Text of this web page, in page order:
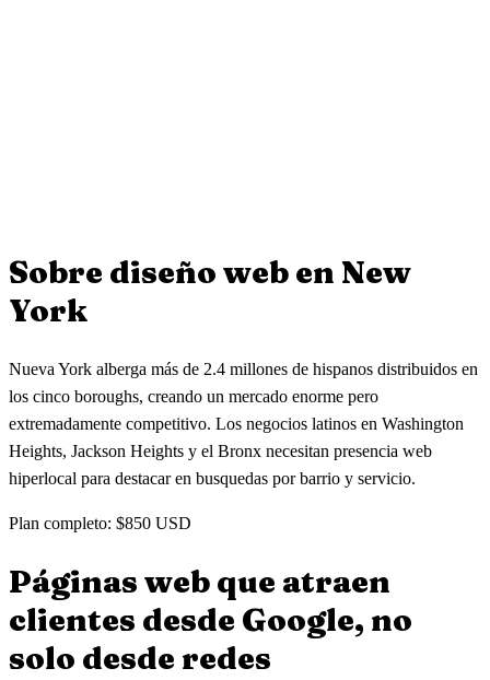
captar clientes de Google en New York.
Sobre diseño web en New
York
Nueva York alberga más de 2.4 millones de hispanos distribuidos en
los cinco boroughs, creando un mercado enorme pero
extremadamente competitivo. Los negocios latinos en Washington
Heights, Jackson Heights y el Bronx necesitan presencia web
hiperlocal para destacar en busquedas por barrio y servicio.
Plan completo: $850 USD
Páginas web que atraen
clientes desde Google, no
solo desde redes